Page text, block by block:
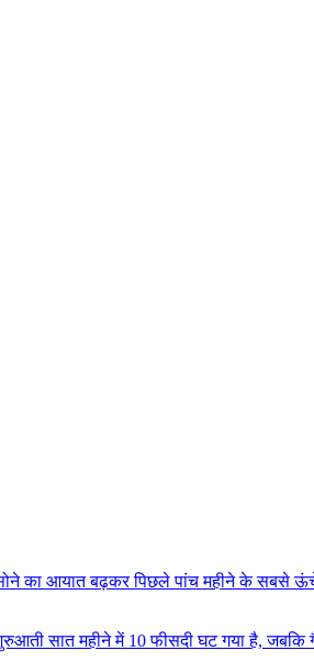
का आयात बढ़कर पिछले पांच महीने के सबसे
सात महीने में 10 फीसदी घट गया है, जबकि